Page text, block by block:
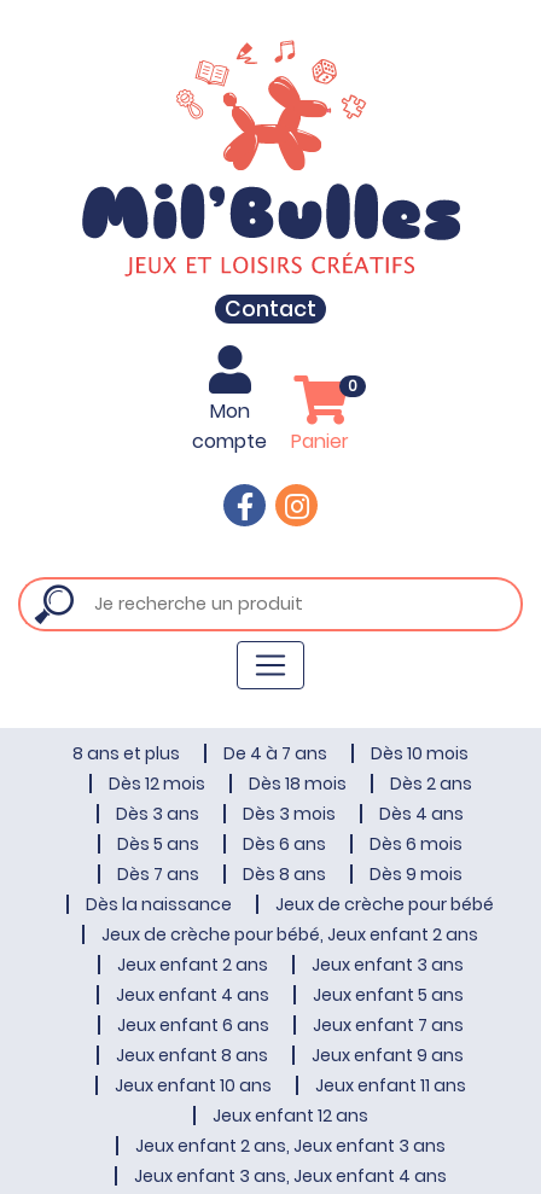
Contact
Mon
compte
Panier
0
8 ans et plus De 4 à 7 ans
Dès 10 mois
Dès 12 mois
Dès 18 mois
Dès 2 ans
Dès 3 ans
Dès 3 mois
Dès 4 ans
Dès 5 ans
Dès 6 ans
Dès 6 mois
Dès 7 ans
Dès 8 ans
Dès 9 mois
Dès la naissance
Jeux de crèche pour bébé
Jeux de crèche pour bébé, Jeux enfant 2 ans
Jeux enfant 2 ans
Jeux enfant 3 ans
Jeux enfant 4 ans
Jeux enfant 5 ans
Jeux enfant 6 ans
Jeux enfant 7 ans
Jeux enfant 8 ans
Jeux enfant 9 ans
Jeux enfant 10 ans
Jeux enfant 11 ans
Jeux enfant 12 ans
Jeux enfant 2 ans, Jeux enfant 3 ans
Jeux enfant 3 ans, Jeux enfant 4 ans